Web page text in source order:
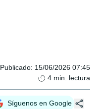
Publicado: 15/06/2026 07:45
4 min. lectura
Síguenos en Google